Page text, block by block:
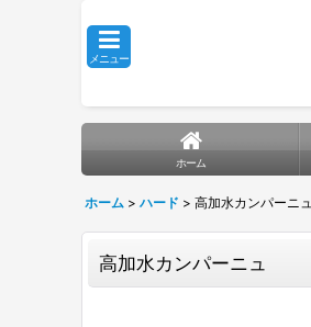
メニュー
ホーム
ホーム > ハード > 高加水カンパーニュ
高加水カンパーニュ